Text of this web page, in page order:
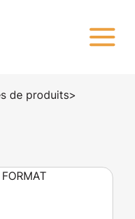
de produits>